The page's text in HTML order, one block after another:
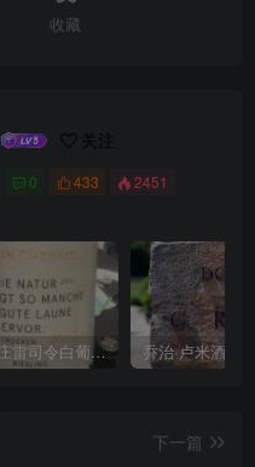
收藏
关注
0 433 2451
海德酒庄雷司令白葡萄酒Weingut Heid Gutswein Riesling trocken 2021
下一篇